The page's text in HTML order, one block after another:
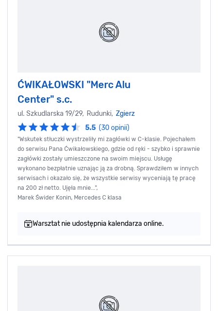
ĆWIKAŁOWSKI "Merc Alu
Center" s.c.
ul. Szkudlarska 19/29, Rudunki, Zgierz
5.5 (30 opinii)
"Wskutek stłuczki wystrzeliły mi zagłówki w C-klasie. Pojechałem
do serwisu Pana Ćwikałowskiego, gdzie od ręki - szybko i sprawnie
zagłówki zostały umieszczone na swoim miejscu. Usługę
wykonano bezpłatnie uznając ją za drobną. Sprawdziłem w innych
serwisach i okazało się, że wszystkie serwisy wyceniają tę pracę
na 200 zł netto. Ujęła mnie...",
Marek Świder Konin, Mercedes C klasa
Warsztat nie udostępnia kalendarza online.